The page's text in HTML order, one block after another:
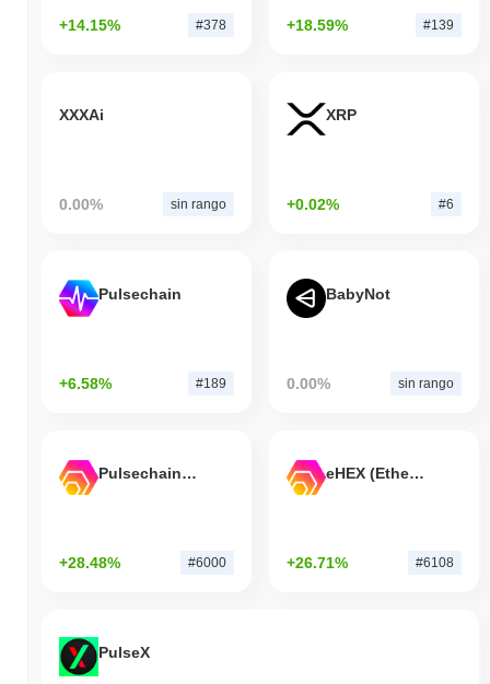
+14.15% #378 +18.59% #139
XXXAi
0.00% sin rango
XRP
+0.02% #6
Pulsechain
+6.58% #189
BabyNot
0.00% sin rango
Pulsechain Bridged HEX (Pulsechain)
+28.48% #6000
eHEX (Ethereum)
+26.71% #6108
PulseX